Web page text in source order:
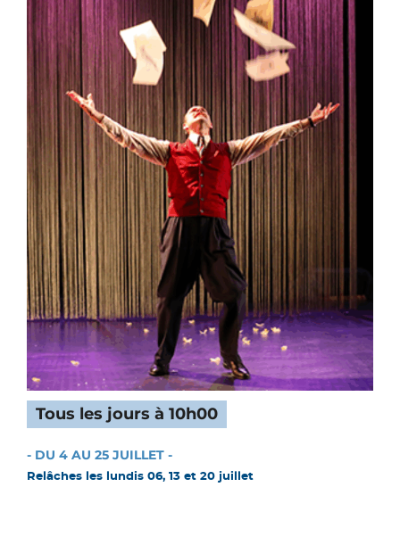
Tous les jours à 10h00
- DU 4 AU 25 JUILLET -
Relâches les lundis 06, 13 et 20 juillet